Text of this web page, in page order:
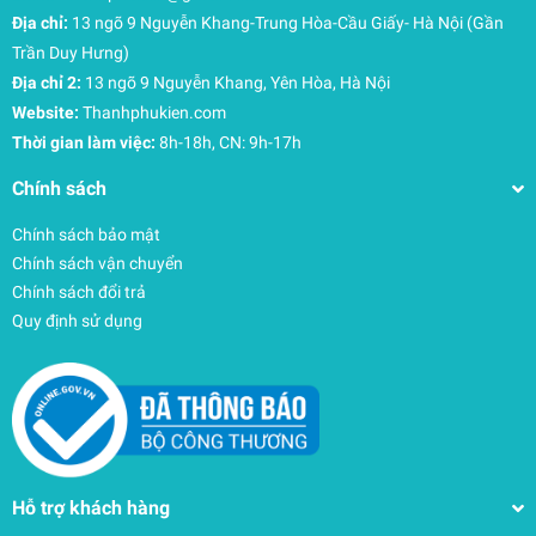
Êm ái và thoáng khí: Quai đeo bọc đệm kết hợp
cùng lớp đệm lưng dạng bọt xốp có rãnh thông
gió và cấu trúc hỗ trợ chắc chắn, mang lại cảm
giác đeo nhẹ nhàng, không gây bí bách.
Địa chỉ: 13 ngõ 9 Nguyễn Khang-Trung Hòa-Cầu Giấy- Hà Nội (Gần
Trần Duy Hưng)
Địa chỉ 2: 13 ngõ 9 Nguyễn Khang, Yên Hòa, Hà Nội
Website: Thanhphukien.com
Thời gian làm việc: 8h-18h, CN: 9h-17h
Chính sách
Chính sách bảo mật
Chính sách vận chuyển
Chính sách đổi trả
Quy định sử dụng
Hỗ trợ khách hàng